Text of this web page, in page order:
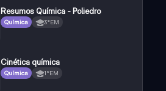
Resumos Química - Poliedro
Química 3°EM
Cinética química
Química 1°EM